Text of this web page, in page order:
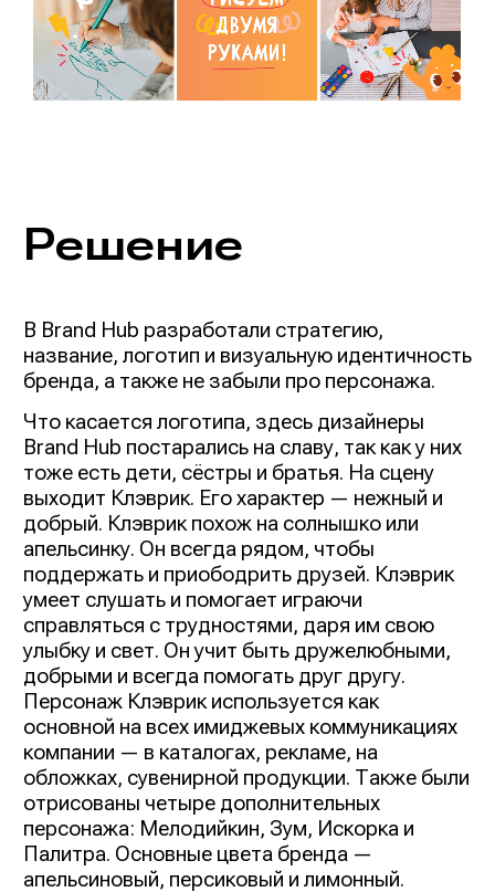
Решение
В Brand Hub разработали стратегию,
название, логотип и визуальную идентичность
бренда, а также не забыли про персонажа.
Что касается логотипа, здесь дизайнеры
Brand Hub постарались на славу, так как у них
тоже есть дети, сёстры и братья. На сцену
выходит Клэврик. Его характер — нежный и
добрый. Клэврик похож на солнышко или
апельсинку. Он всегда рядом, чтобы
поддержать и приободрить друзей. Клэврик
умеет слушать и помогает играючи
справляться с трудностями, даря им свою
улыбку и свет. Он учит быть дружелюбными,
добрыми и всегда помогать друг другу.
Персонаж Клэврик используется как
основной на всех имиджевых коммуникациях
компании — в каталогах, рекламе, на
обложках, сувенирной продукции. Также были
отрисованы четыре дополнительных
персонажа: Мелодийкин, Зум, Искорка и
Палитра. Основные цвета бренда —
апельсиновый, персиковый и лимонный.